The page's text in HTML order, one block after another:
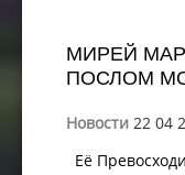
МИРЕЙ
ПОСЛОМ
Новости 22 04
Её